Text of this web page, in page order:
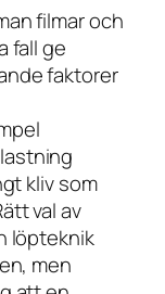
filmar och
fall ge
faktorer
kliv som
val av
löpteknik
men